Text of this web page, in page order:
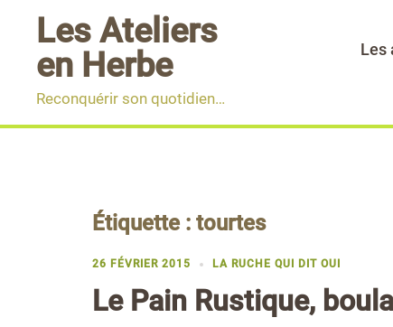
contenu
Les Ateliers
en Herbe
Reconquérir son quotidien…
Les
Étiquette : tourtes
26 FÉVRIER 2015 LA RUCHE QUI DIT OUI
Le Pain Rustique,